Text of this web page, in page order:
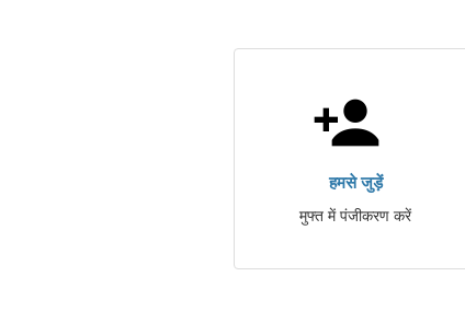
हमसे जुड़ें
मुफ्त में पंजीकरण करें